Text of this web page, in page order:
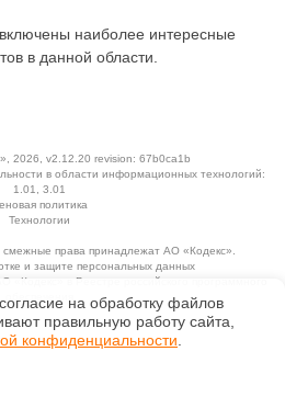
наиболее интересные
в данной области.
, 2026, v2.12.20 revision: 67b0ca1b
в области информационных технологий:
1.01, 3.01
политика
Технологии
смежные права принадлежат АО «Кодекс».
и защите персональных данных
«Кодекс» в Реестре российского программного
на обработку файлов
правильную работу сайта,
конфиденциальности